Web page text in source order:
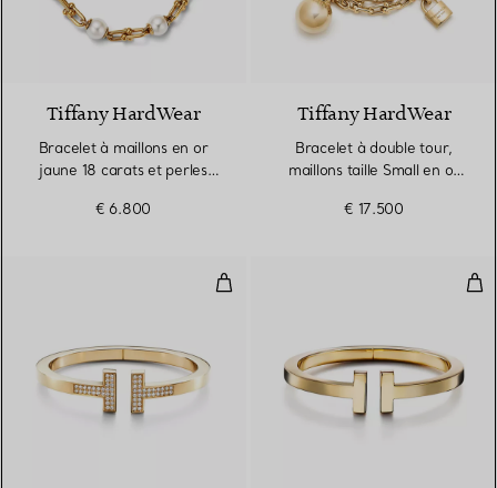
Tiffany HardWear
Bracelet à maillons en or
jaune 18 carats et perles
€ 6.800
Tiffany HardWear
Bracelet à double tour,
maillons taille Small en or
€ 17.500
Bracelet Square pavé de